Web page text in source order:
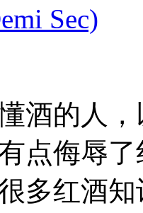
Sec)
酒的人
点侮辱
多红酒